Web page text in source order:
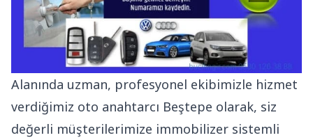
Alanında uzman, profesyonel ekibimizle hizmet
verdiğimiz oto anahtarcı Beştepe olarak, siz
değerli müşterilerimize immobilizer sistemli